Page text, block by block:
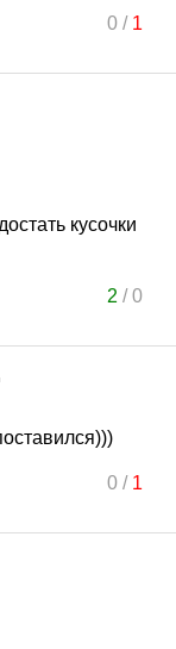
0/ 1
кусочки
2 /0
0/ 1